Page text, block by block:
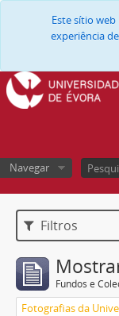
Este sítio
experiência
Navegar
Filtros
Fundos e
Fotografias da